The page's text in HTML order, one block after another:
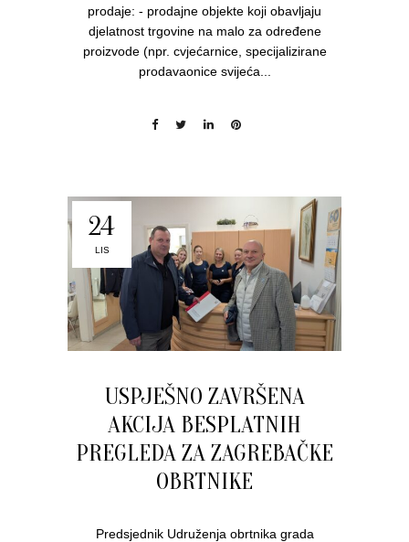
prodaje: - prodajne objekte koji obavljaju
djelatnost trgovine na malo za određene
proizvode (npr. cvjećarnice, specijalizirane
prodavaonice svijeća...
24
LIS
USPJEŠNO ZAVRŠENA
AKCIJA BESPLATNIH
PREGLEDA ZA ZAGREBAČKE
OBRTNIKE
Predsjednik Udruženja obrtnika grada